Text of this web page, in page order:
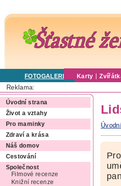
FOTOGALERIE Karty
Reklama:
Úvodní strana
Život a vztahy
Pro maminky
Zdraví a krása
Náš domov
Cestování
Společnost
Filmové recenze
Knižní recenze